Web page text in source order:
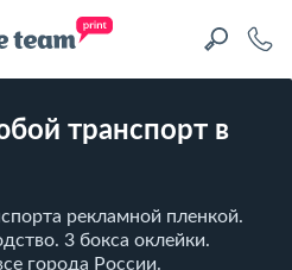
транспорт в
рекламной пленкой.
3 бокса оклейки.
города России.